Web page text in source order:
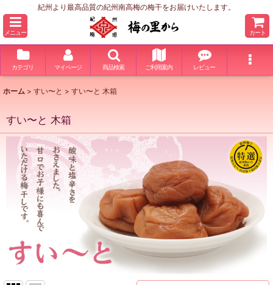
紀州より最高品質の紀州南高梅の梅干をお届けいたします。
メニュー カート
カテゴリ マイページ 商品検索 ご利用案内 レビュー
ホーム > すい〜と > すい〜と 木箱
すい〜と 木箱